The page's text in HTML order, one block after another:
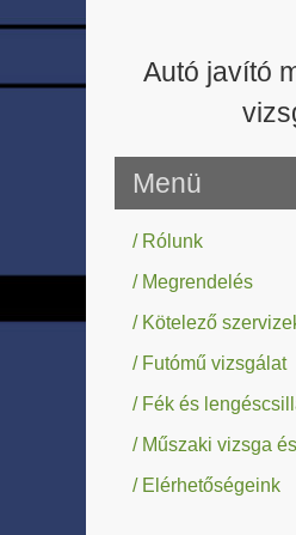
Autó javító
Menü
/ Rólunk
/ Megrendelés
/ Kötelező
/ Futómű vizsgálat
/ Fék és
/ Műszaki vizsga
/ Elérhetőségeink